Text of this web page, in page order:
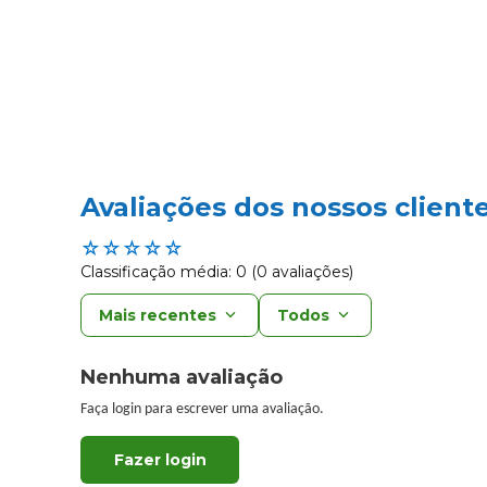
Avaliações dos nossos
☆ ☆ ☆ ☆ ☆
Classificação média: 0 (0 avaliações)
Faça login para escrever uma avaliação.
Mais recentes Todos
Nenhuma avaliação